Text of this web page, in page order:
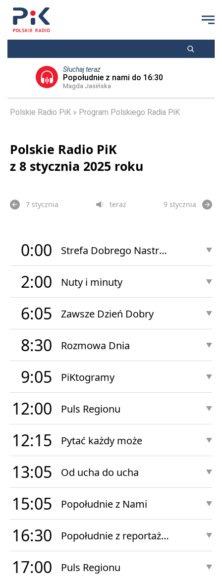
Słuchaj teraz
Popołudnie z nami do 16:30
Magda Jasińska
Polskie Radio PiK Program Polskiego Radia PiK
Polskie Radio PiK
z 8 stycznia 2025 roku
7 stycznia teraz 9 stycznia
0:00 Strefa Dobrego Nastroju Nocą
2:00 Nuty i minuty
6:05 Zawsze Dzień Dobry
8:30 Rozmowa Dnia
9:05 PiKtogramy
12:00 Puls Regionu
12:15 Pytać każdy może
13:05 Od ucha do ucha
15:05 Popołudnie z Nami
16:30 Popołudnie z reportażem
17:00 Puls Regionu